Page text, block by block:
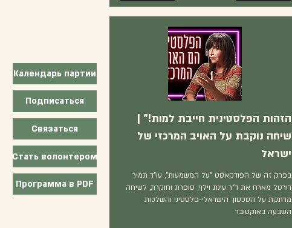
Календарь партии
Подписаться
Связаться
Стать волонтером
Программа в PDF
הזהות הפלסטינית חייבת למות!" |
שיחה נוקבת על האויב המרכזי של
ישראל
בפרק זה של הפודקאסט "על המשמעות", עו"ד תמיר
דורטל מארח את ד"ר עינת וילף, סופרת וחוקרת, לשיחה
מרתקת על הסכסוך הישראלי-פלסטיני והשלכות
השבעה באוקטובר